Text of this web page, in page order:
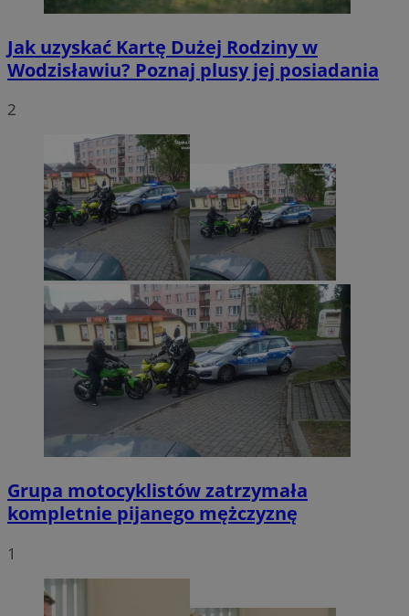
Jak uzyskać Kartę Dużej Rodziny w
Wodzisławiu? Poznaj plusy jej posiadania
2
Grupa motocyklistów zatrzymała
kompletnie pijanego mężczyznę
1